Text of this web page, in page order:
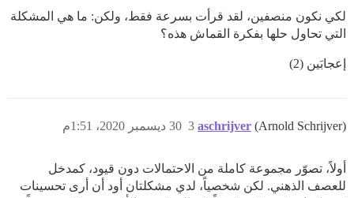
لكي نكون منصفين، لقد قرأت بسرعة فقط، ولكن: ما هي المشكلة
التي تحاول حلها بفكرة القماش هذه؟
إعجابَين (2)
aschrijver (Arnold Schrijver) 30 ديسمبر 2020، 1:51م 3
أولاً، تصوّر مجموعة كاملة من الاحتمالات دون قيود، كمدخل
للعصف الذهني. لكن شخصياً، لدي مشكلتان أود أن أرى تحسينات